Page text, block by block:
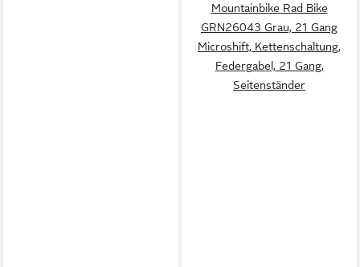
Mountainbike Rad Bike
GRN26043 Grau, 21 Gang
Microshift, Kettenschaltung,
Federgabel, 21 Gang,
Seitenständer